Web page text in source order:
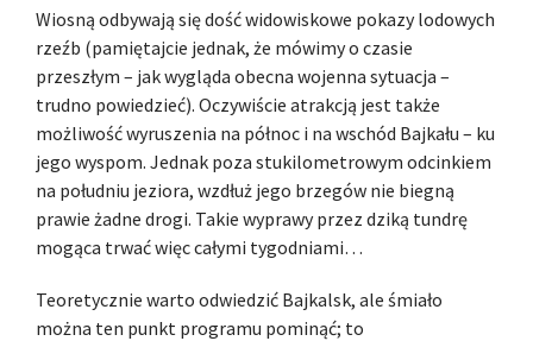
Wiosną odbywają się dość widowiskowe pokazy lodowych
rzeźb (pamiętajcie jednak, że mówimy o czasie
przeszłym – jak wygląda obecna wojenna sytuacja –
trudno powiedzieć). Oczywiście atrakcją jest także
możliwość wyruszenia na północ i na wschód Bajkału – ku
jego wyspom. Jednak poza stukilometrowym odcinkiem
na południu jeziora, wzdłuż jego brzegów nie biegną
prawie żadne drogi. Takie wyprawy przez dziką tundrę
mogąca trwać więc całymi tygodniami…
Teoretycznie warto odwiedzić Bajkalsk, ale śmiało
można ten punkt programu pominąć; to